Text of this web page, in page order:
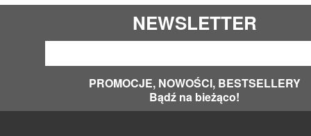
NEWSLETTER
PROMOCJE, NOWOŚCI, BESTSELLERY
Bądź na bieżąco!